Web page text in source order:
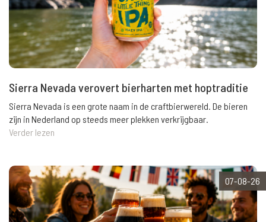
Sierra Nevada verovert bierharten met hoptraditie
Sierra Nevada is een grote naam in de craftbierwereld. De bieren
zijn in Nederland op steeds meer plekken verkrijgbaar.
Verder lezen
07-08-26